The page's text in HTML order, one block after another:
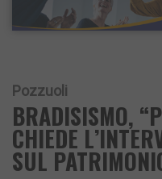
Pozzuoli
BRADISISMO,
CHIEDE
SUL